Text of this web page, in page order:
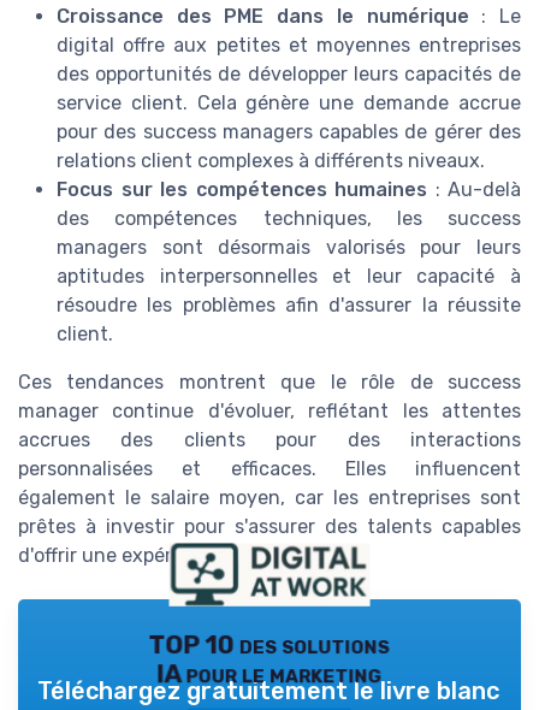
Croissance des PME dans le numérique : Le
digital offre aux petites et moyennes entreprises
des opportunités de développer leurs capacités de
service client. Cela génère une demande accrue
pour des success managers capables de gérer des
relations client complexes à différents niveaux.
Focus sur les compétences humaines : Au-delà
des compétences techniques, les success
managers sont désormais valorisés pour leurs
aptitudes interpersonnelles et leur capacité à
résoudre les problèmes afin d'assurer la réussite
client.
Ces tendances montrent que le rôle de success
manager continue d'évoluer, reflétant les attentes
accrues des clients pour des interactions
personnalisées et efficaces. Elles influencent
également le salaire moyen, car les entreprises sont
prêtes à investir pour s'assurer des talents capables
d'offrir une expérience client optimale.
TOP 10 des solutions
IA pour le marketing
Téléchargez gratuitement le livre blanc